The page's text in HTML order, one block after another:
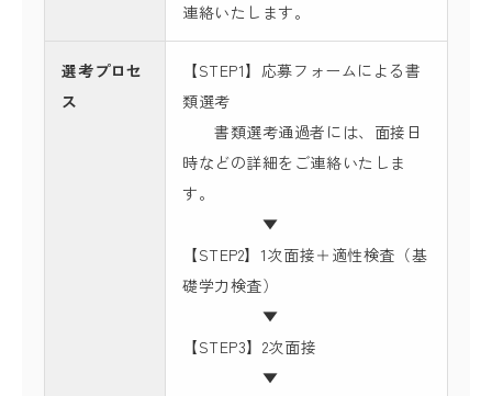
連絡いたします。
選考プロセ
ス
【STEP1】応募フォームによる書
類選考
書類選考通過者には、面接日
時などの詳細をご連絡いたしま
す。
▼
【STEP2】1次面接＋適性検査（基
礎学力検査）
▼
【STEP3】2次面接
▼